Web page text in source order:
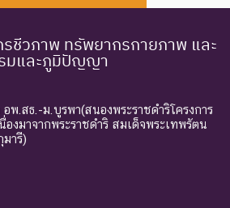
ยิ่ง
ธรรมชาติในขณะนี้
ชนิดพันธุ์ที่กำลังอยู่ในภาวะ
อันตรายที่ใกล้จะสูญพันธุ์ไป
แหล่งที่มีการกระจายพันธุ์อยู่
ถ้าปัจจัยต่าง ๆ ที่เป็นสาเหตุ
ชีวภาพ ทรัพยากรกายภาพ และ
มและภูมิปัญญา
พ.สธ.-ม.บูรพา(สนองพระราชดำริโครงการ
งมาจากพระราชดำริ สมเด็จพระเทพรัตน
ารี)